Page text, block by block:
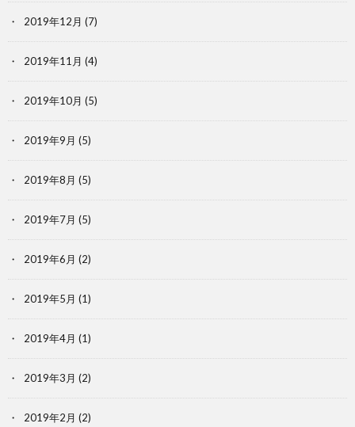
2019年12月 (7)
2019年11月 (4)
2019年10月 (5)
2019年9月 (5)
2019年8月 (5)
2019年7月 (5)
2019年6月 (2)
2019年5月 (1)
2019年4月 (1)
2019年3月 (2)
2019年2月 (2)